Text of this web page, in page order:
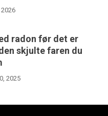
radon før det er
skjulte faren du
2025